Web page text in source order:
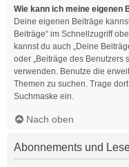
Wie kann ich meine eigenen
Deine eigenen Beiträge
Beiträge“ im Schnellzugriff
kannst du auch „Deine
oder „Beiträge des Benutzers
verwenden. Benutze die
Themen zu suchen. Trage
Suchmaske ein.
Nach oben
Abonnements und